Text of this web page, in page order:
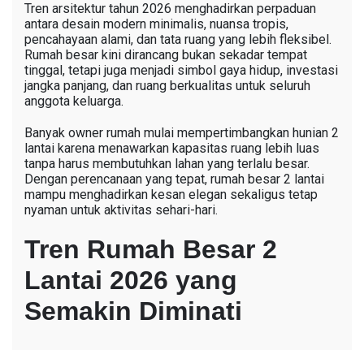
Tren arsitektur tahun 2026 menghadirkan perpaduan
antara desain modern minimalis, nuansa tropis,
pencahayaan alami, dan tata ruang yang lebih fleksibel.
Rumah besar kini dirancang bukan sekadar tempat
tinggal, tetapi juga menjadi simbol gaya hidup, investasi
jangka panjang, dan ruang berkualitas untuk seluruh
anggota keluarga.
Banyak owner rumah mulai mempertimbangkan hunian 2
lantai karena menawarkan kapasitas ruang lebih luas
tanpa harus membutuhkan lahan yang terlalu besar.
Dengan perencanaan yang tepat, rumah besar 2 lantai
mampu menghadirkan kesan elegan sekaligus tetap
nyaman untuk aktivitas sehari-hari.
Tren Rumah Besar 2
Lantai 2026 yang
Semakin Diminati